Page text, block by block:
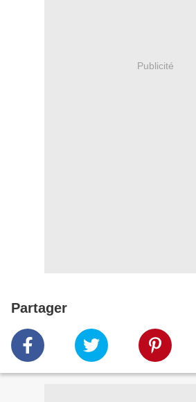
Publicité
Partager